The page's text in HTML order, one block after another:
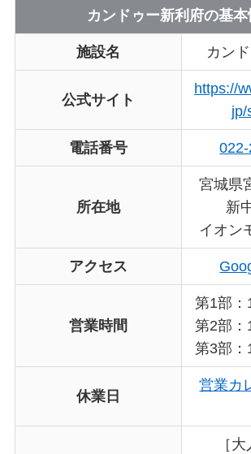
カンドゥー新利府の基本
施設名 カン
公式サイト
https://
jp/
電話番号
所在地
宮城県
新
イオン
アクセス
営業時間
第1部：
第2部：
第3部：
休業日
営業カ
［